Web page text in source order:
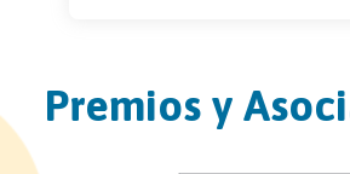
Premios y